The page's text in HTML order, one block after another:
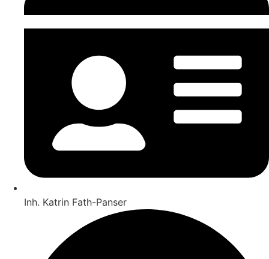
Inh. Katrin Fath-Panser